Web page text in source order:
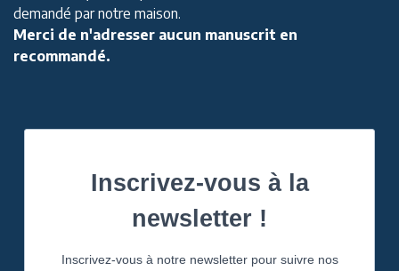
demandé par notre maison.
Merci de n'adresser aucun manuscrit en
recommandé.
Inscrivez-vous à la
newsletter !
Inscrivez-vous à notre newsletter pour suivre nos